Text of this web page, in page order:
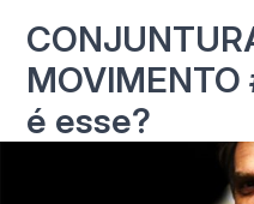
MOVIMENTO
é esse?